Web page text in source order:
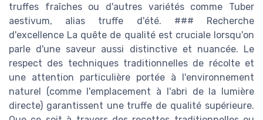
truffes fraîches ou d'autres variétés comme Tuber
aestivum, alias truffe d'été. ### Recherche
d'excellence La quête de qualité est cruciale lorsqu'on
parle d'une saveur aussi distinctive et nuancée. Le
respect des techniques traditionnelles de récolte et
une attention particulière portée à l'environnement
naturel (comme l'emplacement à l'abri de la lumière
directe) garantissent une truffe de qualité supérieure.